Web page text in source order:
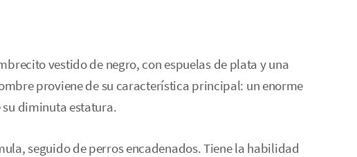
vestido de negro, con espuelas de plata y una
proviene de su característica principal: un enorme
diminuta estatura.
seguido de perros encadenados. Tiene la habilidad